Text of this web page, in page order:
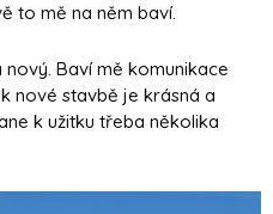
to mě na něm baví.
Baví mě komunikace
nové stavbě je krásná a
k užitku třeba několika